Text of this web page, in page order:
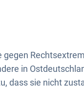
gegen
in
dass sie nicht